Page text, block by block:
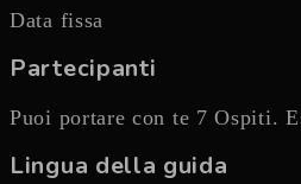
Data fissa
Partecipanti
Puoi portare con te 7 Ospiti.
Lingua della guida